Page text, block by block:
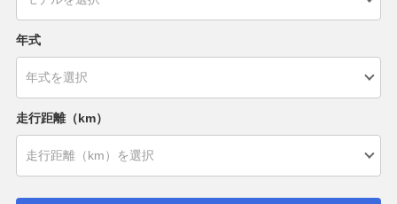
年式
走行距離（km）